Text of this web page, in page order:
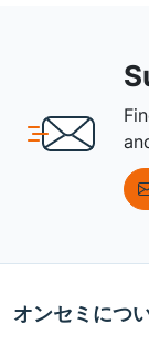
オンセミにつ